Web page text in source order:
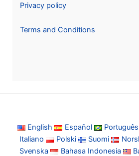
Privacy policy
Terms and Conditions
English Español Português
Italiano
Polski Suomi
Svenska
Bahasa Indonesia